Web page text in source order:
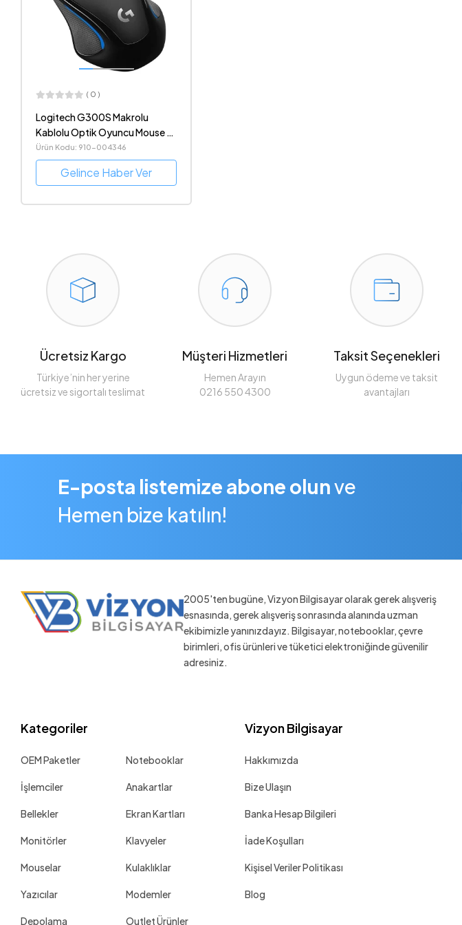
( 0 )
Logitech G300S Makrolu
Kablolu Optik Oyuncu Mouse -
910-004346
Ürün Kodu: 910-004346
Gelince Haber Ver
Ücretsiz Kargo
Türkiye’nin her yerine
ücretsiz ve sigortalı teslimat
Müşteri Hizmetleri
Hemen Arayın
0216 550 4300
Taksit Seçenekleri
Uygun ödeme ve taksit
avantajları
E-posta listemize abone olunve
Hemen bize katılın!
2005'ten bugüne, Vizyon Bilgisayar olarak gerek alışveriş
esnasında, gerek alışveriş sonrasında alanında uzman
ekibimizle yanınızdayız. Bilgisayar, notebooklar, çevre
birimleri, ofis ürünleri ve tüketici elektroniğinde güvenilir
adresiniz.
Kategoriler
OEM Paketler Notebooklar
İşlemciler Anakartlar
Bellekler Ekran Kartları
Monitörler Klavyeler
Mouselar Kulaklıklar
Yazıcılar Modemler
Depolama Outlet Ürünler
Vizyon Bilgisayar
Hakkımızda
Bize Ulaşın
Banka Hesap Bilgileri
İade Koşulları
Kişisel Veriler Politikası
Blog